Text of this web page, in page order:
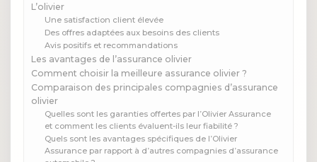
L’olivier
Une satisfaction client élevée
Des offres adaptées aux besoins des clients
Avis positifs et recommandations
Les avantages de l’assurance olivier
Comment choisir la meilleure assurance olivier ?
Comparaison des principales compagnies d’assurance
olivier
Quelles sont les garanties offertes par l’Olivier Assurance
et comment les clients évaluent-ils leur fiabilité ?
Quels sont les avantages spécifiques de l’Olivier
Assurance par rapport à d’autres compagnies d’assurance